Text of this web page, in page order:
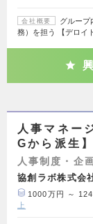
会社概要
グループ
務）を担う 【デロイ
人事マネー
Gから派生
人事制度・企
協創ラボ株式会
1000万円 ～
上